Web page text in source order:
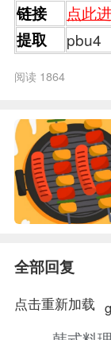
链接
点此
提取
pbu4
阅读 1864
全部回复
点击重新加载